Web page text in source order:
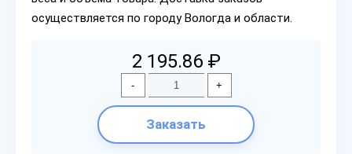
осуществляется по городу Вологда и области.
2 195.86 ₽
- +
Заказать